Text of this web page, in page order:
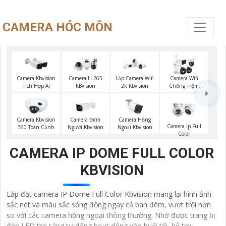
CAMERA HÓC MÔN
Camera Kbvision
Tích Hợp Ai
Camera H.265
KBvision
Lắp Camera Wifi
2k Kbvision
Camera Wifi
Chống Trộm
Camera Kbvision
360 Toàn Cảnh
Camera Đếm
Người Kbvision
Camera Hồng
Ngoại Kbvision
Camera Ip Full
Color
CAMERA IP DOME FULL COLOR
KBVISION
Lắp đặt camera IP Dome Full Color Kbvision mang lại hình ảnh
sắc nét và màu sắc sống động ngay cả ban đêm, vượt trội hơn
so với các camera hồng ngoại thông thường. Nhờ được trang bị